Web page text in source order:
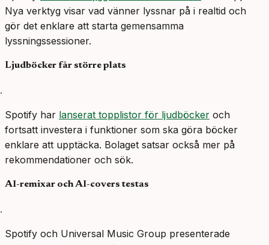
Nya verktyg visar vad vänner lyssnar på i realtid och
gör det enklare att starta gemensamma
lyssningssessioner.
Ljudböcker får större plats
Spotify har lanserat topplistor för ljudböcker och
fortsatt investera i funktioner som ska göra böcker
enklare att upptäcka. Bolaget satsar också mer på
rekommendationer och sök.
AI-remixar och AI-covers testas
Spotify och Universal Music Group presenterade